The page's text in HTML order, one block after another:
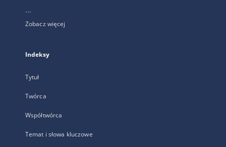
...
Zobacz więcej
Indeksy
Tytuł
Twórca
Współtwórca
Temat i słowa kluczowe